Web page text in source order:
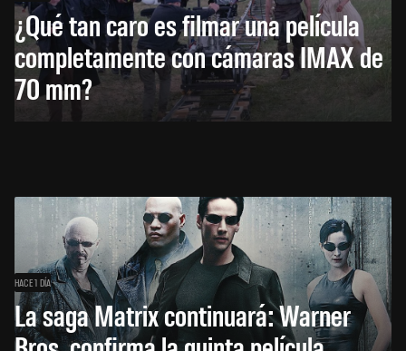
¿Qué tan caro es filmar una película
completamente con cámaras IMAX de
70 mm?
HACE 1 DÍA
La saga Matrix continuará: Warner